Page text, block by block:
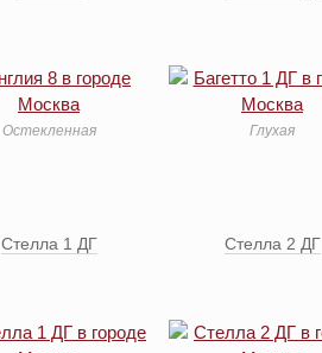
Остекленная Глухая
Стелла 1 ДГ Стелла 2 ДГ